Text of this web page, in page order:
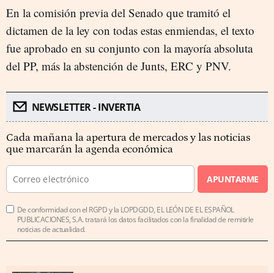
En la comisión previa del Senado que tramitó el
dictamen de la ley con todas estas enmiendas, el texto
fue aprobado en su conjunto con la mayoría absoluta
del PP, más la abstención de Junts, ERC y PNV.
NEWSLETTER - INVERTIA
Cada mañana la apertura de mercados y las noticias
que marcarán la agenda económica
APUNTARME
De conformidad con el RGPD y la LOPDGDD, EL LEÓN DE EL ESPAÑOL
PUBLICACIONES, S.A. tratará los datos facilitados con la finalidad de remitirle
noticias de actualidad.